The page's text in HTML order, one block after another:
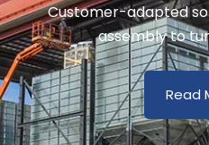
Customer-adapted
assembly to
Read